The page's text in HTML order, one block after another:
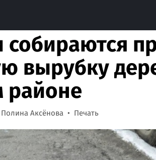
вырубку
районе
Полина Аксёнова Печать